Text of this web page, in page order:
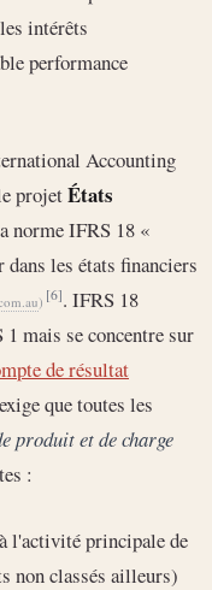
intérêts
performance
Accounting
projetÉtats
norme IFRS 18 «
les états financiers
) [6]. IFRS 18
mais se concentre sur
de résultat
que toutes les
produit et de charge
:
l'activité principale de
non classés ailleurs)